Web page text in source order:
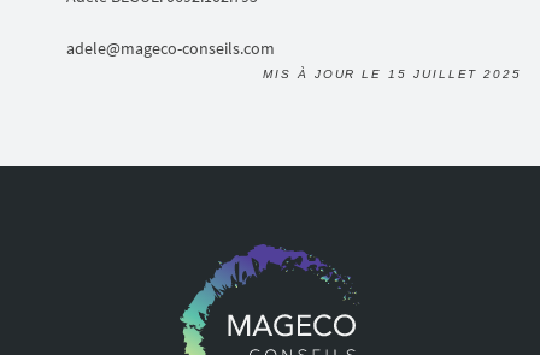
adele@mageco-conseils.com
MIS À JOUR LE 15 JUILLET 2025